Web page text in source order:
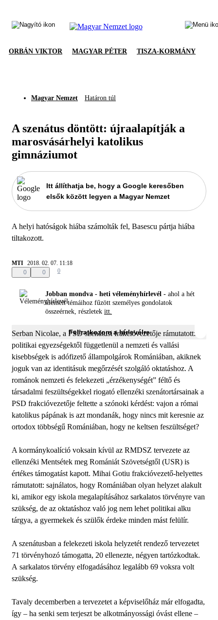
ORBÁN VIKTOR MAGYAR PÉTER TISZA-KORMÁNY
Magyar Nemzet Határon túl
A szenátus döntött: újraalapítják a
marosvásárhelyi katolikus
gimnáziumot
Itt állíthatja be, hogy a Google keresőben
elsők között legyen a Magyar Nemzet
A helyi hatóságok hiába számolták fel, Basescu pártja hiába
tiltakozott.
MTI 2018. 02. 07. 11:18
0
0 0
Jobban mondva - heti véleményhírlevél - ahol a hét
kiemelt témáihoz fűzött személyes gondolatok
összeérnek, részletek itt.
Feliratkozom a hírlevélre
Serban Nicolae, a PSD szenátusi frakcióvezetője rámutatott: a
politikai egyezségektől függetlenül a nemzeti és vallási
kisebbségek is adófizető állampolgárok Romániában, akiknek
joguk van az identitásuk megőrzését szolgáló oktatáshoz. A
románok nemzeti és felekezeti „érzékenységét” féltő és
társadalmi feszültségekkel riogató ellenzéki szenátortársainak a
PSD frakcióvezetője feltette a szónoki kérdést: vajon a római
katolikus pápának is azt mondanák, hogy nincs mit keresnie az
ortodox többségű Romániában, hogy ne keltsen feszültséget?
A kormánykoalíció voksain kívül az RMDSZ tervezete az
ellenzéki Mentsétek meg Romániát Szövetségtől (USR) is
értékes támogatást kapott. Mihai Gotiu frakcióvezető-helyettes
rámutatott: sajnálatos, hogy Romániában olyan helyzet alakult
ki, amikor egy iskola megalapításához sarkalatos törvényre van
szükség, de az oktatáshoz való jog nem lehet politikai alku
tárgya, a gyermekek és szülők érdeke minden mást felülír.
A szenátusban a felekezeti iskola helyzetét rendező tervezetet
71 törvényhozó támogatta, 20 ellenezte, négyen tartózkodtak.
A sarkalatos törvény elfogadásához legalább 69 voksra volt
szükség.
Tavaly decemberben a tervezetet a képviselőház már elfogadta,
így – ha senki sem terjeszt be alkotmányossági óvást ellene –